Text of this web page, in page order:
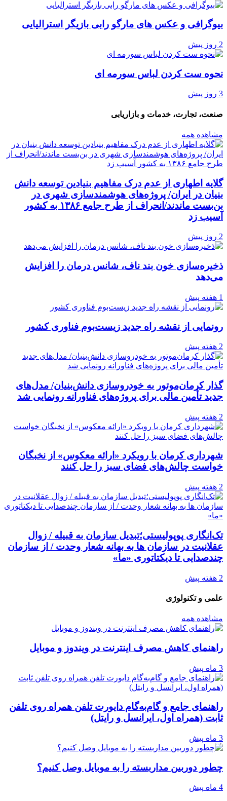
بیوگرافی و عکس های مارگو رابی بازیگر استرالیایی
2 روز پیش
نحوه ست کردن لباس سورمه ای
3 روز پیش
صنعت، تجارت، خدمات و بازاریابی
مشاهده همه
گلایه اطهاری از عدم درک مفاهیم بنیادین توسعه دانش
بنیان در ایران/ پروژه‌های هوشمندسازی شهری در
بن‌بست ماندند/انحراف از طرح جامع ۱۳۸۶ به کشور
آسیب زد
2 روز پیش
ذخیره‌سازی خون بند ناف، شانس درمان را افزایش
می‌دهد
1 هفته پیش
رونمایی از نقشه راه جدید زیست‌بوم فناوری کشور
2 هفته پیش
گذار کرمان‌موتور به خودروسازی دانش‌بنیان/ مدل‌های
جدید تأمین مالی برای پروژه‌های فناورانه رونمایی شد
2 هفته پیش
شهرداری کرمان با رویکرد «ارائه معکوس» از نخبگان
خواست چالش‌های فضای سبز را حل کنند
2 هفته پیش
تک‌انگاری پوپولیستی؛تبدیل سازمان به قبیله‌ / زوال
عقلانیت در سازمان ها به بهانه شعار وحدت / از سازمان
چندصدایی تا دیکتاتوری «ما»
2 هفته پیش
علمی و تکنولوژی
مشاهده همه
راهنمای کاهش مصرف اینترنت در ویندوز و موبایل
3 ماه پیش
راهنمای جامع و گام‌به‌گام دایورت تلفن همراه روی تلفن
ثابت (همراه اول، ایرانسل و رایتل)
3 ماه پیش
چطور دوربین مداربسته را به موبایل وصل کنیم؟
4 ماه پیش